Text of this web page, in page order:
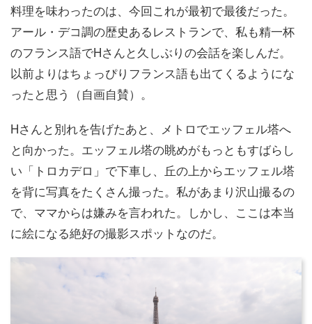
料理を味わったのは、今回これが最初で最後だった。
アール・デコ調の歴史あるレストランで、私も精一杯
のフランス語でHさんと久しぶりの会話を楽しんだ。
以前よりはちょっぴりフランス語も出てくるようにな
ったと思う（自画自賛）。
Hさんと別れを告げたあと、メトロでエッフェル塔へ
と向かった。エッフェル塔の眺めがもっともすばらし
い「トロカデロ」で下車し、丘の上からエッフェル塔
を背に写真をたくさん撮った。私があまり沢山撮るの
で、ママからは嫌みを言われた。しかし、ここは本当
に絵になる絶好の撮影スポットなのだ。